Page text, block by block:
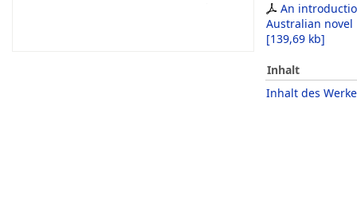
An
Australian novel
[139,69 kb]
Inhalt
Inhalt des